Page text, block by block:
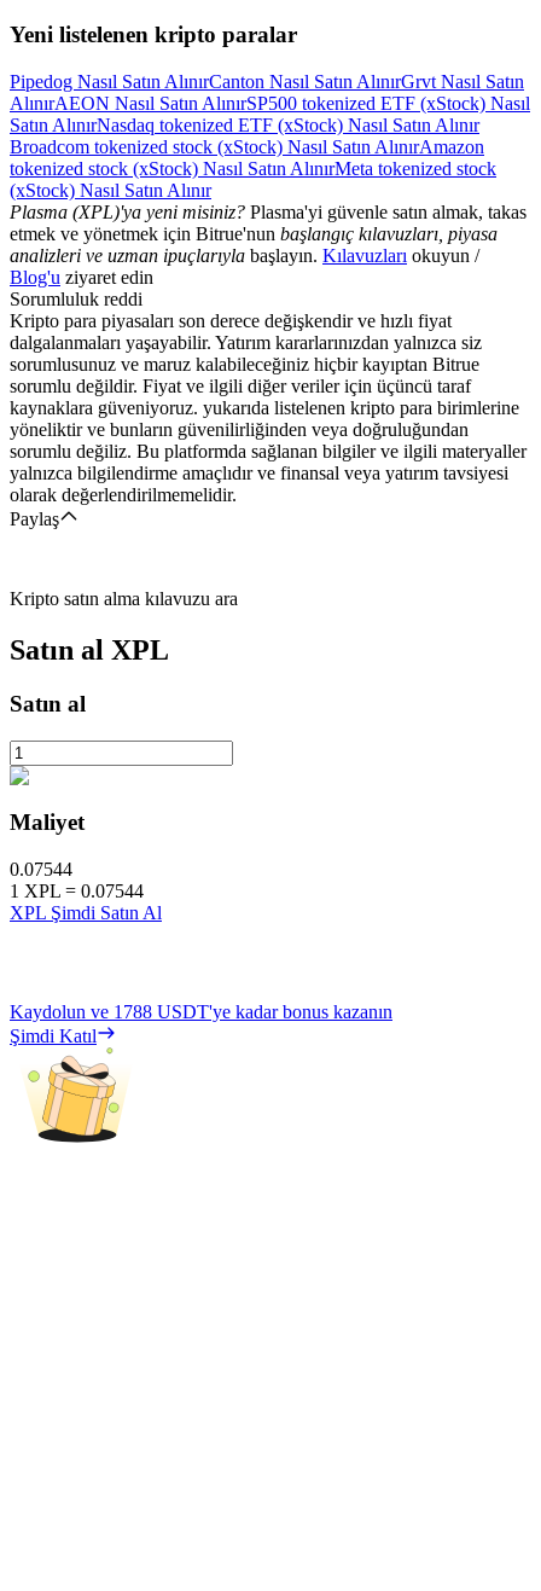
Yeni listelenen kripto paralar
Pipedog Nasıl Satın AlınırCanton Nasıl Satın AlınırGrvt Nasıl Satın
AlınırAEON Nasıl Satın AlınırSP500 tokenized ETF (xStock) Nasıl
Satın AlınırNasdaq tokenized ETF (xStock) Nasıl Satın Alınır
Broadcom tokenized stock (xStock) Nasıl Satın AlınırAmazon
tokenized stock (xStock) Nasıl Satın AlınırMeta tokenized stock
(xStock) Nasıl Satın Alınır
Plasma (XPL)'ya yeni misiniz? Plasma'yi güvenle satın almak, takas
etmek ve yönetmek için Bitrue'nun başlangıç kılavuzları, piyasa
analizleri ve uzman ipuçlarıyla başlayın. Kılavuzları okuyun /
Blog'u ziyaret edin
Sorumluluk reddi
Kripto para piyasaları son derece değişkendir ve hızlı fiyat
dalgalanmaları yaşayabilir. Yatırım kararlarınızdan yalnızca siz
sorumlusunuz ve maruz kalabileceğiniz hiçbir kayıptan Bitrue
sorumlu değildir. Fiyat ve ilgili diğer veriler için üçüncü taraf
kaynaklara güveniyoruz. yukarıda listelenen kripto para birimlerine
yöneliktir ve bunların güvenilirliğinden veya doğruluğundan
sorumlu değiliz. Bu platformda sağlanan bilgiler ve ilgili materyaller
yalnızca bilgilendirme amaçlıdır ve finansal veya yatırım tavsiyesi
olarak değerlendirilmemelidir.
Paylaş
Kripto satın alma kılavuzu ara
Satın al XPL
Satın al
Maliyet
0.07544
1 XPL = 0.07544
XPL Şimdi Satın Al
Kaydolun ve 1788 USDT'ye kadar bonus kazanın
Şimdi Katıl